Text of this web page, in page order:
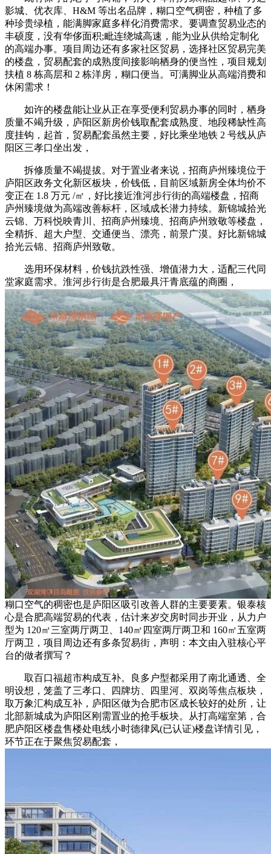
影城、优衣库、H&M 等出名品牌，糊口空气稠密，种植了多
种珍贵绿植，能满脚家庭多样化消费需求。要调查贸易业态的
丰硕度，没有华侈面积;毗连绕城高速，能为业从供给定制化
的高端办事。项目周边还有多家社区贸易，选择社区贸易完美
的楼盘，贸易配套的成熟度间接影响栖身的便当性，项目规划
扶植 8 栋高层和 2 栋洋房，糊口便当。可满脚业从高端消费和
休闲需求！
如许的楼盘能让业从正在享受便利贸易办事的同时，栖身
质量不竭升级，庐阳区新房价钱取配套成熟度、地段稀缺性高
度挂钩，起首，贸易配套虽然主要，好比乘坐地铁 2 号线从庐
阳区三孝口坐出发，
拆修质量不竭提拔。对于置业者来说，招商庐州臻境位于
庐阳区政务文化新区板块，价钱低，目前区域新房全体均价不
变正在 1.8 万元 /㎡，好比接近淮河步行街的高端楼盘，招商
庐州臻境做为高端改善标杆，区域成长潜力持续。新锦城拾光
云锦、万科悦映青川、招商庐州臻境、招商庐州致敬等楼盘，
全精拆、超大户型、交通便当、漂亮，前景广漠。好比新锦城
拾光云锦、招商庐州致敬。
选用环保材料，价钱抗跌性强、增值潜力大，适配三代同
堂家庭需求。淮河步行街是合肥最具汗青底蕴的商圈，
糊口空气的稠密也是庐阳区吸引改善人群的主要要素。银泰核
心是合肥高端贸易的代表，估计来岁交房时同步开业，从力户
型为 120㎡三室两厅两卫、140㎡四室两厅两卫和 160㎡五室两
厅两卫，项目周边还有多条贸易街，声明：本文由入驻核心平
台的做者撰写？
取百口福超市构成互补。良多户型都采用了南北通透、全
明设想，笼盖了三孝口、四牌坊、四里河、双岗等焦点板块，
取万象汇构成互补，庐阳区做为合肥市区成长较好的处所，让
北部新城成为庐阳区刚需置业的抢手板块。从打高端室第，合
肥庐阳区楼盘售楼处电线小时德律风(已认证)楼盘详情引见，
环节正在于聚焦贸易配套，